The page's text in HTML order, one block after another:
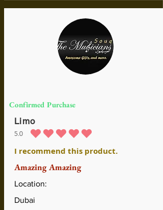
Confirmed Purchase
Limo
5.0
durchschnittliches Rating ist 5 von 5
I recommend this product.
Amazing Amazing
Location:
Dubai